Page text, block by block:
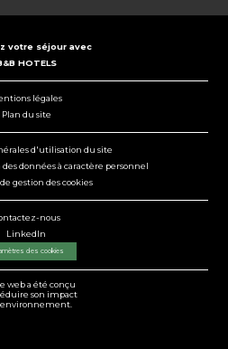
votre séjour avec
HOTELS
légales
Plan du site
d'utilisation du site
données à caractère personnel
gestion des cookies
nous
LinkedIn
des cookies
web a été conçu
son impact